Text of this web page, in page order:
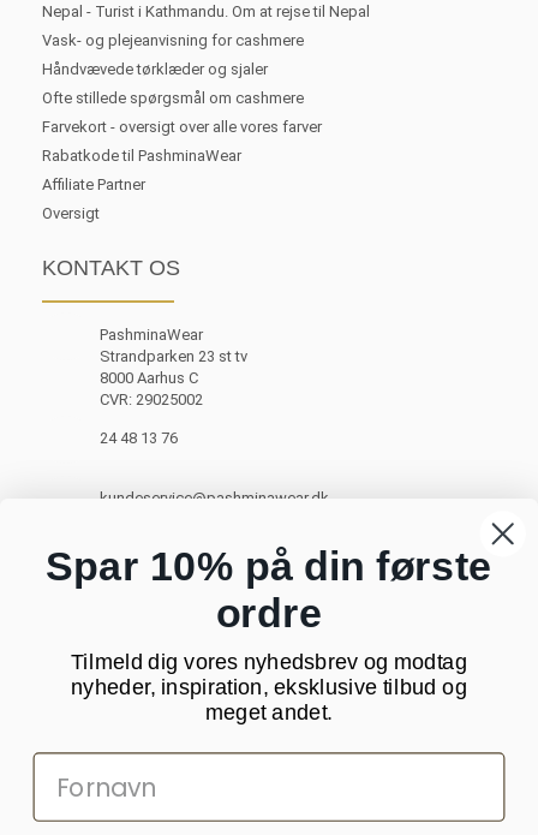
Nepal - Turist i Kathmandu. Om at rejse til Nepal
Vask- og plejeanvisning for cashmere
Håndvævede tørklæder og sjaler
Ofte stillede spørgsmål om cashmere
Farvekort - oversigt over alle vores farver
Rabatkode til PashminaWear
Affiliate Partner
Oversigt
KONTAKT OS
PashminaWear
Strandparken 23 st tv
8000 Aarhus C
CVR: 29025002
24 48 13 76
kundeservice@pashminawear.dk
Spar 10% på din første
ordre
Tilmeld dig vores nyhedsbrev og modtag
nyheder, inspiration, eksklusive tilbud og
meget andet.